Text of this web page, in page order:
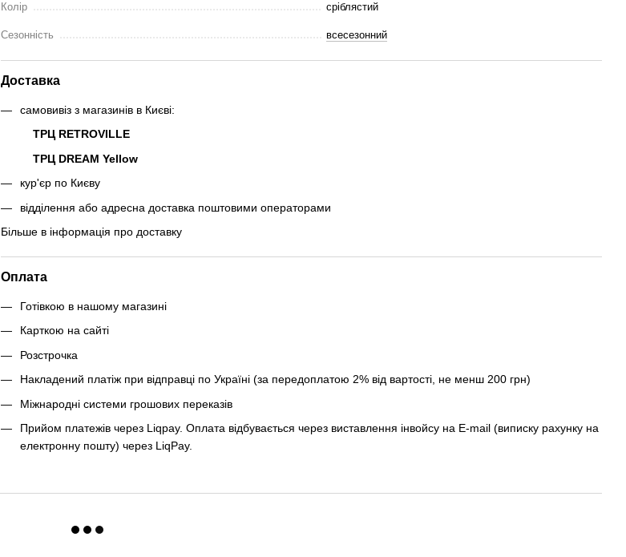
Колір сріблястий
Сезонність всесезонний
Доставка
самовивіз з магазинів в Києві:
ТРЦ RETROVILLE
ТРЦ DREAM Yellow
кур'єр по Києву
відділення або адресна доставка поштовими операторами
Більше в інформація про доставку
Оплата
Готівкою в нашому магазині
Карткою на сайті
Розстрочка
Накладений платіж при відправці по Україні (за передоплатою 2% від вартості, не менш 200 грн)
Міжнародні системи грошових переказів
Прийом платежів через Liqpay. Оплата відбувається через виставлення інвойсу на E-mail (виписку рахунку на
електронну пошту) через LiqPay.